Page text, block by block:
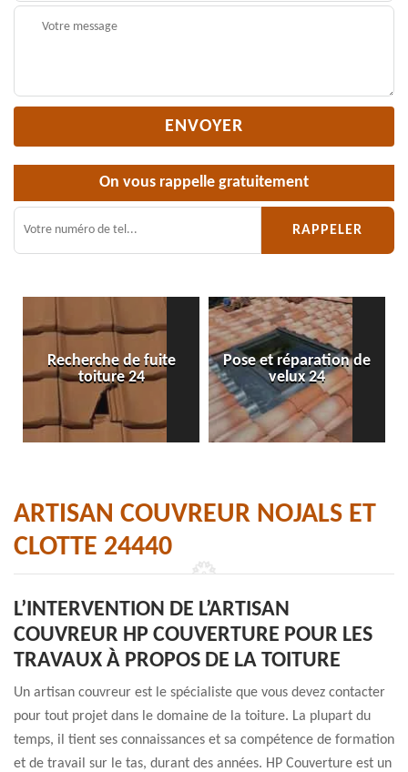
On vous rappelle gratuitement
Recherche de fuite
toiture 24
Pose et réparation de
velux 24
ARTISAN COUVREUR NOJALS ET
CLOTTE 24440
L’INTERVENTION DE L’ARTISAN
COUVREUR HP COUVERTURE POUR LES
TRAVAUX À PROPOS DE LA TOITURE
Un artisan couvreur est le spécialiste que vous devez contacter
pour tout projet dans le domaine de la toiture. La plupart du
temps, il tient ses connaissances et sa compétence de formation
et de travail sur le tas, durant des années. HP Couverture est un